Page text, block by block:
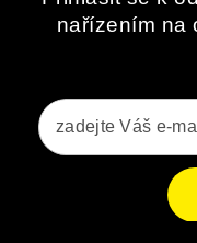
nařízením na